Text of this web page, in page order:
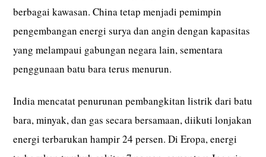
berbagai kawasan. China tetap menjadi pemimpin
pengembangan energi surya dan angin dengan kapasitas
yang melampaui gabungan negara lain, sementara
penggunaan batu bara terus menurun.
India mencatat penurunan pembangkitan listrik dari batu
bara, minyak, dan gas secara bersamaan, diikuti lonjakan
energi terbarukan hampir 24 persen. Di Eropa, energi